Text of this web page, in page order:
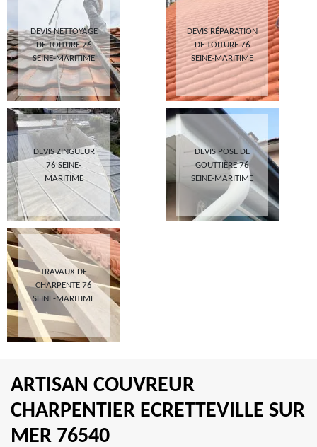
DEVIS NETTOYAGE
DE TOITURE 76
SEINE-MARITIME
DEVIS RÉPARATION
DE TOITURE 76
SEINE-MARITIME
DEVIS ZINGUEUR
76 SEINE-
MARITIME
DEVIS POSE DE
GOUTTIÈRE 76
SEINE-MARITIME
TRAVAUX DE
CHARPENTE 76
SEINE-MARITIME
ARTISAN COUVREUR
CHARPENTIER ECRETTEVILLE SUR
MER 76540